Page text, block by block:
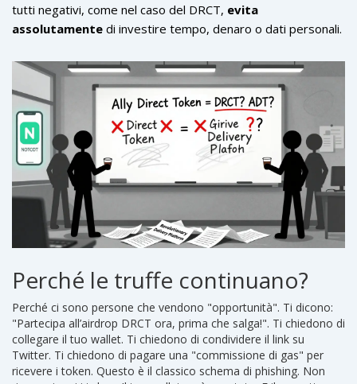
tutti negativi, come nel caso del DRCT, evita
assolutamente di investire tempo, denaro o dati personali.
Perché le truffe continuano?
Perché ci sono persone che vendono "opportunità". Ti dicono:
"Partecipa all’airdrop DRCT ora, prima che salga!". Ti chiedono di
collegare il tuo wallet. Ti chiedono di condividere il link su
Twitter. Ti chiedono di pagare una "commissione di gas" per
ricevere i token. Questo è il classico schema di phishing. Non